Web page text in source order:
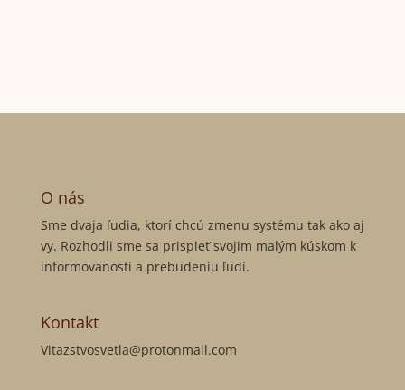
O nás
Sme dvaja ľudia, ktorí chcú zmenu systému tak ako aj
vy. Rozhodli sme sa prispieť svojim malým kúskom k
informovanosti a prebudeniu ľudí.
Kontakt
Vitazstvosvetla@protonmail.com